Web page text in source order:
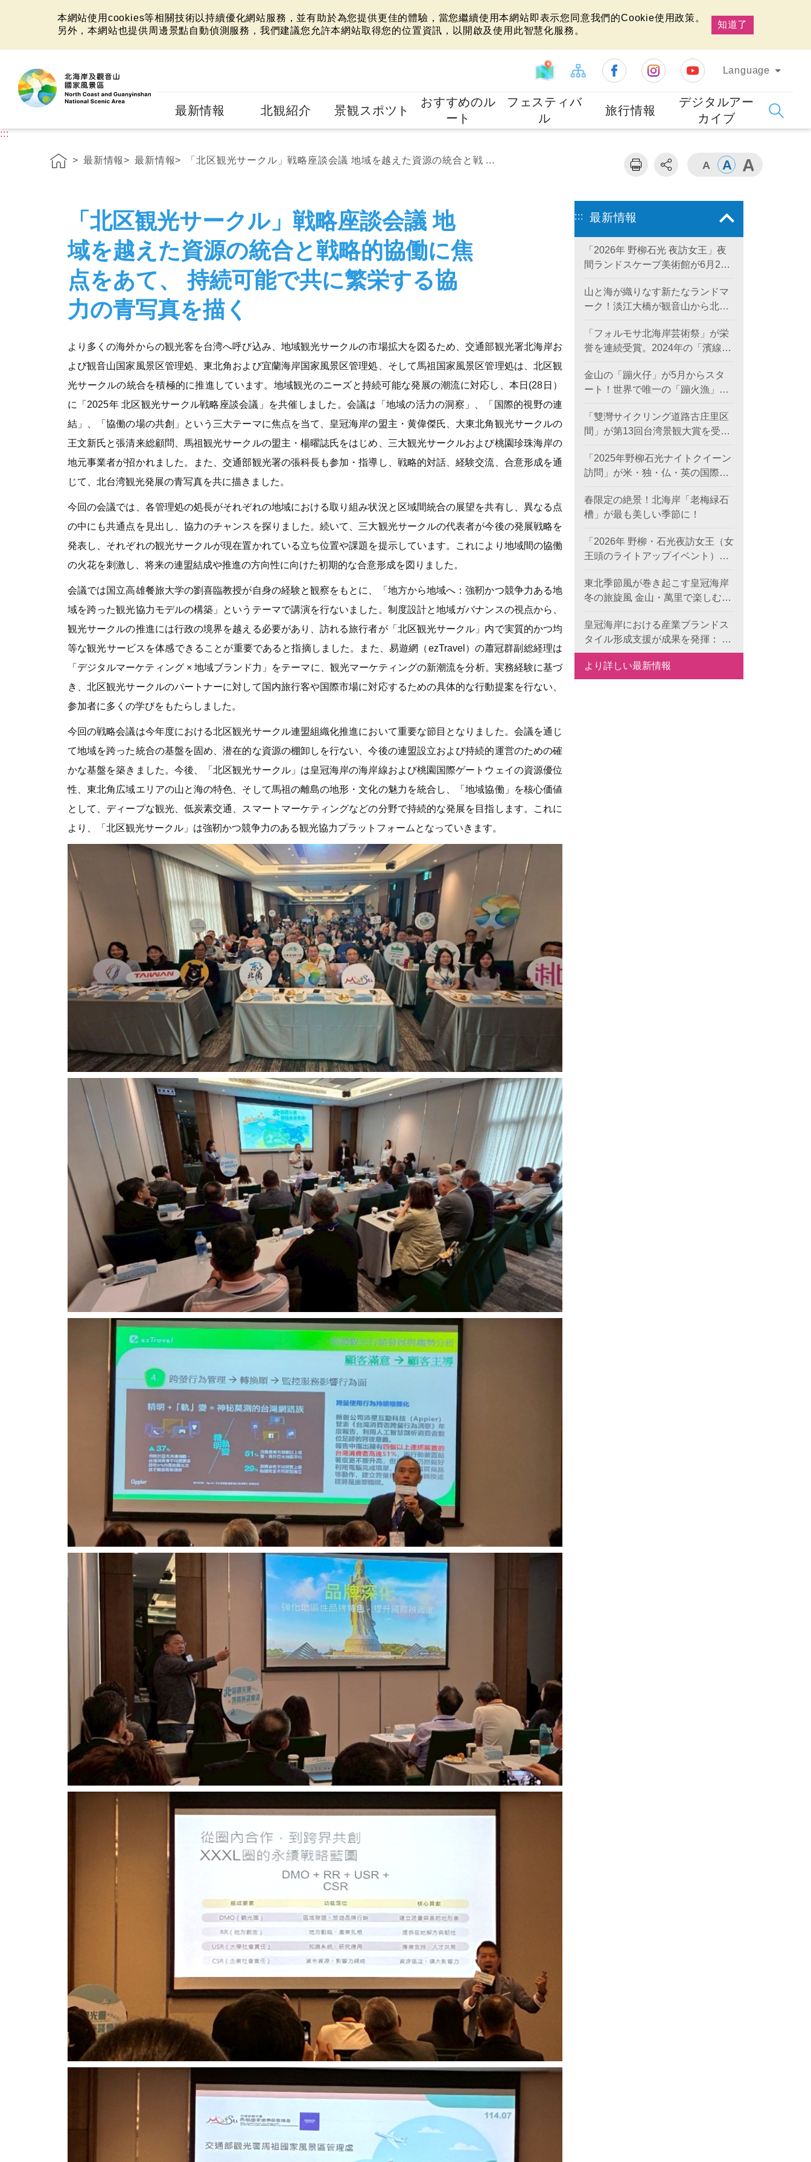
本網站使用cookies等相關技術以持續優化網站服務，並有助於為您提供更佳的體驗，當您繼續使用本網站即表示您同意我們的Cookie使用政策。
另外，本網站也提供周邊景點自動偵測服務，我們建議您允許本網站取得您的位置資訊，以開啟及使用此智慧化服務。
知道了
Language
最新情報 北観紹介 景観スポツト
おすすめのル
ート
フェスティバ
ル
旅行情報
デジタルアー
カイブ
:::
最新情報 最新情報 「北区観光サークル」戦略座談会議 地域を越えた資源の統合と戦 ...
「北区観光サークル」戦略座談会議 地
域を越えた資源の統合と戦略的協働に焦
点をあて、 持続可能で共に繁栄する協
力の青写真を描く
より多くの海外からの観光客を台湾へ呼び込み、地域観光サークルの市場拡大を図るため、交通部観光署北海岸お
よび観音山国家風景区管理処、東北角および宜蘭海岸国家風景区管理処、そして馬祖国家風景区管理処は、北区観
光サークルの統合を積極的に推進しています。地域観光のニーズと持続可能な発展の潮流に対応し、本日(28日）
に「2025年 北区観光サークル戦略座談会議」を共催しました。会議は「地域の活力の洞察」、「国際的視野の連
結」、「協働の場の共創」という三大テーマに焦点を当て、皇冠海岸の盟主・黄偉傑氏、大東北角観光サークルの
王文新氏と張清来総顧問、馬祖観光サークルの盟主・楊曜誌氏をはじめ、三大観光サークルおよび桃園珍珠海岸の
地元事業者が招かれました。また、交通部観光署の張科長も参加・指導し、戦略的対話、経験交流、合意形成を通
じて、北台湾観光発展の青写真を共に描きました。
今回の会議では、各管理処の処長がそれぞれの地域における取り組み状況と区域間統合の展望を共有し、異なる点
の中にも共通点を見出し、協力のチャンスを探りました。続いて、三大観光サークルの代表者が今後の発展戦略を
発表し、それぞれの観光サークルが現在置かれている立ち位置や課題を提示しています。これにより地域間の協働
の火花を刺激し、将来の連盟結成や推進の方向性に向けた初期的な合意形成を図りました。
会議では国立高雄餐旅大学の劉喜臨教授が自身の経験と観察をもとに、「地方から地域へ：強靭かつ競争力ある地
域を跨った観光協力モデルの構築」というテーマで講演を行ないました。制度設計と地域ガバナンスの視点から、
観光サークルの推進には行政の境界を越える必要があり、訪れる旅行者が「北区観光サークル」内で実質的かつ均
等な観光サービスを体感できることが重要であると指摘しました。また、易遊網（ezTravel）の蕭冠群副総経理は
「デジタルマーケティング × 地域ブランド力」をテーマに、観光マーケティングの新潮流を分析。実務経験に基づ
き、北区観光サークルのパートナーに対して国内旅行客や国際市場に対応するための具体的な行動提案を行ない、
参加者に多くの学びをもたらしました。
今回の戦略会議は今年度における北区観光サークル連盟組織化推進において重要な節目となりました。会議を通じ
て地域を跨った統合の基盤を固め、潜在的な資源の棚卸しを行ない、今後の連盟設立および持続的運営のための確
かな基盤を築きました。今後、「北区観光サークル」は皇冠海岸の海岸線および桃園国際ゲートウェイの資源優位
性、東北角広域エリアの山と海の特色、そして馬祖の離島の地形・文化の魅力を統合し、「地域協働」を核心価値
として、ディープな観光、低炭素交通、スマートマーケティングなどの分野で持続的な発展を目指します。これに
より、「北区観光サークル」は強靭かつ競争力のある観光協力プラットフォームとなっていきます。
::: 最新情報
「2026年 野柳石光 夜訪女王」夜
間ランドスケープ美術館が6月28
山と海が織りなす新たなランドマ
ーク！淡江大橋が観音山から北海
出。
「フォルモサ北海岸芸術祭」が栄
誉を連続受賞。2024年の「濱線測
が、ともに2026年アメリカ「MUS
Eデザインアワード（金賞）」を
金山の「蹦火仔」が5月からスタ
ート！世界で唯一の「蹦火漁」が
「雙灣サイクリング道路古庄里区
間」が第13回台湾景観大賞を受賞
「2025年野柳石光ナイトクイーン
訪問」が米・独・仏・英の国際デ
トパワーを照らす
春限定の絶景！北海岸「老梅緑石
槽」が最も美しい季節に！
「2026年 野柳・石光夜訪女王（女
王頭のライトアップイベント）」
承》デジタル作品の公募が本日よ
り開始、世界中から代表的な地形
東北季節風が巻き起こす皇冠海岸
冬の旅旋風 金山・萬里で楽しむレ
皇冠海岸における産業ブランドス
タイル形成支援が成果を発揮： 6
つの特色ある目玉で、地域ブラン
ドの国際競争力を向上
より詳しい最新情報